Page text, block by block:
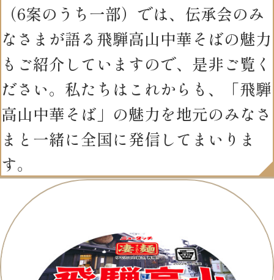
（6案のうち一部）では、伝承会のみ
なさまが語る飛騨高山中華そばの魅力
もご紹介していますので、是非ご覧く
ださい。私たちはこれからも、「飛騨
高山中華そば」の魅力を地元のみなさ
まと一緒に全国に発信してまいりま
す。